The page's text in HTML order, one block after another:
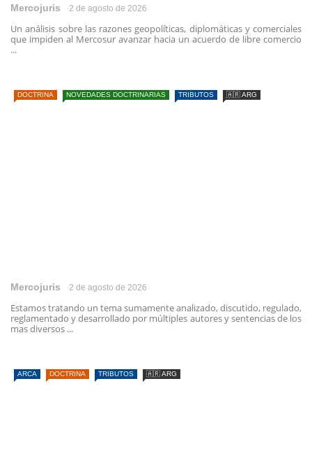
Mercojuris 2 de agosto de 2026
Un análisis sobre las razones geopolíticas, diplomáticas y comerciales
que impiden al Mercosur avanzar hacia un acuerdo de libre comercio
...
DOCTRINA NOVEDADES DOCTRINARIAS TRIBUTOS 🇦🇷 ARG
Mercojuris 2 de agosto de 2026
Estamos tratando un tema sumamente analizado, discutido, regulado,
reglamentado y desarrollado por múltiples autores y sentencias de los
mas diversos ...
ARCA DOCTRINA TRIBUTOS 🇦🇷 ARG